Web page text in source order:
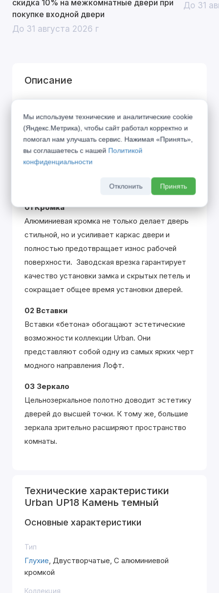
скидка 10% на межкомнатные двери при
покупке входной двери
До 31 августа 2026 г
До 31
Описание
правилам... Представляем Вашему вниманию
коллекцию «URBAN», вобравшую в себя дух
современного мегаполиса. Символы города в
21 веке — алюминиевая кромка и блеск стекла
01 Кромка
Алюминиевая кромка не только делает дверь
стильной, но и усиливает каркас двери и
полностью предотвращает износ рабочей
поверхности. Заводская врезка гарантирует
качество установки замка и скрытых петель и
сокращает общее время установки дверей.
02 Вставки
Вставки «бетона» обогащают эстетические
возможности коллекции Urban. Они
представляют собой одну из самых ярких черт
модного направления Лофт.
03 Зеркало
Цельнозеркальное полотно доводит эстетику
дверей до высшей точки. К тому же, большие
зеркала зрительно расширяют пространство
комнаты.
Технические характеристики
Urban UP18 Камень темный
Основные характеристики
Тип
Глухие, Двустворчатые, С алюминиевой
кромкой
Коллекция
Мы используем технические и аналитические cookie
(Яндекс.Метрика), чтобы сайт работал корректно и
помогал нам улучшать сервис. Нажимая «Принять»,
вы соглашаетесь с нашей Политикой
конфиденциальности
Отклонить Принять